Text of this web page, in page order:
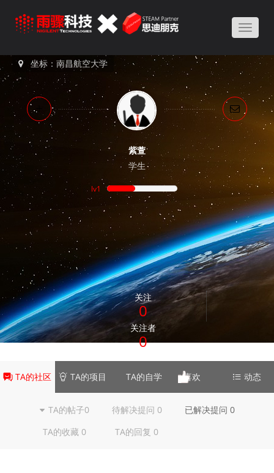
Toggle
坐标：南昌航空大学
紫萱
学生
lv1
关注
0
关注者
0
TA的社区
TA的帖子0 待解决提问 0
已解决提问 0
TA的收藏 0
TA的回复 0
TA的项目 TA的自学 喜欢 动态